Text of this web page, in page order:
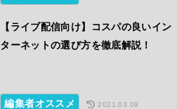
【ライブ配信向け】コスパの良いイン
ターネットの選び方を徹底解説！
編集者オススメ 2021.03.09